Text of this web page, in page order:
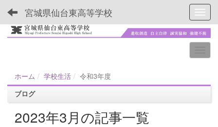
宮城県仙台東高等学校
ホーム 学校生活
令和3年度
ブログ
2023年3月の記事一覧